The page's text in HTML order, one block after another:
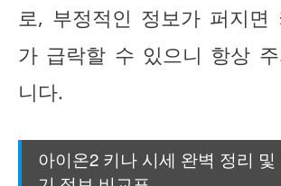
로, 부정적인 정보가 퍼지면
가 급락할 수 있으니 항상
니다.
아이온2 키나 시세 완벽 정리 및